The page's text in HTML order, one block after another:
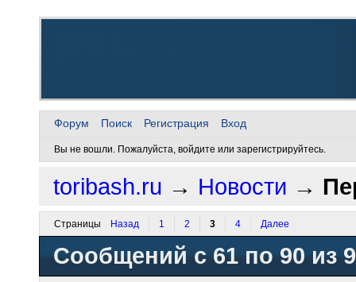
Форум Поиск Регистрация Вход
Вы не вошли. Пожалуйста, войдите или зарегистрируйтесь.
toribash.ru → Новости →
Страницы Назад 1 2 3 4 Далее
Сообщений с 61 по 90 из